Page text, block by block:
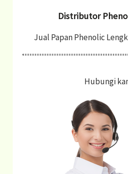
Distributor
Jual Papan Phenolic
Hubungi